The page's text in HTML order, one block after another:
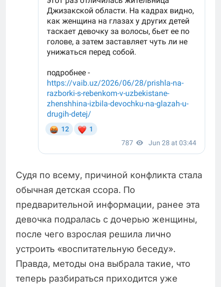
Судя по всему, причиной конфликта стала
обычная детская ссора. По
предварительной информации, ранее эта
девочка подралась с дочерью женщины,
после чего взрослая решила лично
устроить «воспитательную беседу».
Правда, методы она выбрала такие, что
теперь разбираться приходится уже